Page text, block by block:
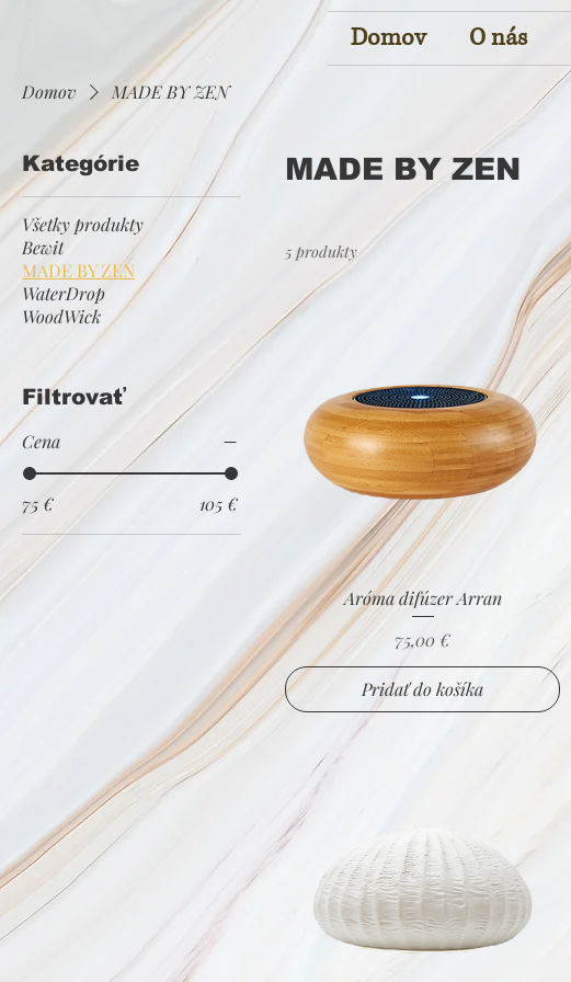
Domov O nás
Domov MADE BY ZEN
Kategórie
Všetky produkty
Bewit
MADE BY ZEN
WaterDrop
WoodWick
Filtrovať
Cena
75 € 105 €
MADE BY ZEN
5 produkty
Aróma difúzer Arran
Cena
75,00 €
Pridať do košíka